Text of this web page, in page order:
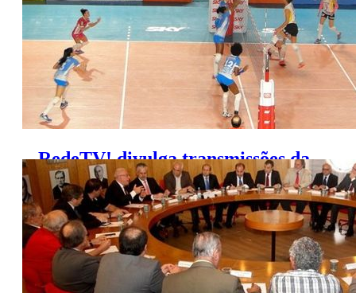
RedeTV! divulga transmissões da
semana da Superliga de Vôlei